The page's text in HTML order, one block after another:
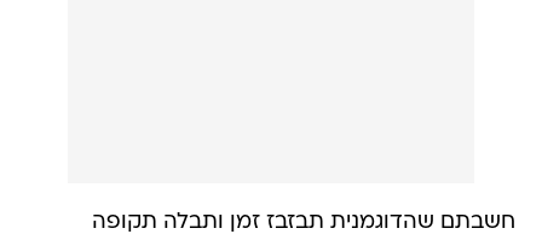
חשבתם שהדוגמנית תבזבז זמן ותבלה תקופה